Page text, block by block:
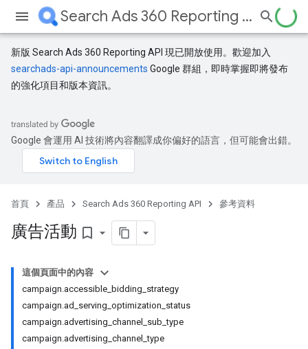
Search Ads 360 Reporting API
新版 Search Ads 360 Reporting API 現已開放使用。歡迎加入
searchads-api-announcements Google 群組，即時掌握即將發布
的強化項目和版本資訊。
Google 會運用 AI 技術將內容翻譯成你偏好的語言，但可能會出錯。
首頁 產品 Search Ads 360 Reporting API 參考資料
廣告活動 bookmark_border
這個頁面中的內容
campaign.accessible_bidding_strategy
campaign.ad_serving_optimization_status
campaign.advertising_channel_sub_type
campaign.advertising_channel_type